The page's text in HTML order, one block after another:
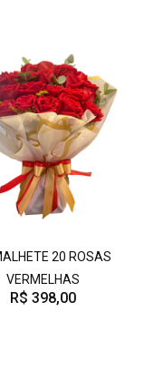
20 ROSAS
VERMELHAS
R$ 398,00